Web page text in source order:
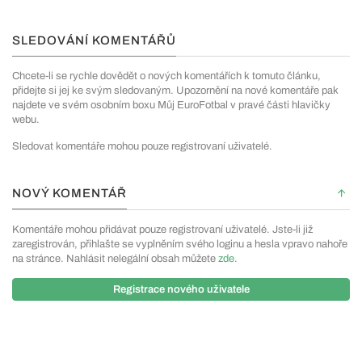
SLEDOVÁNÍ KOMENTÁŘŮ
Chcete-li se rychle dovědět o nových komentářích k tomuto článku,
přidejte si jej ke svým sledovaným. Upozornění na nové komentáře pak
najdete ve svém osobním boxu Můj EuroFotbal v pravé části hlavičky
webu.
Sledovat komentáře mohou pouze registrovaní uživatelé.
NOVÝ KOMENTÁŘ
Komentáře mohou přidávat pouze registrovaní uživatelé. Jste-li již
zaregistrován, přihlašte se vyplněním svého loginu a hesla vpravo nahoře
na stránce. Nahlásit nelegální obsah můžete zde.
Registrace nového uživatele